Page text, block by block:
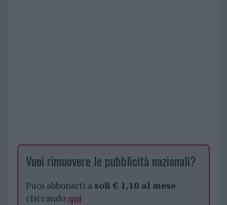
Vuoi rimuovere le pubblicità nazionali?
Puoi abbonarti a soli € 1,10 al mese
cliccando qui